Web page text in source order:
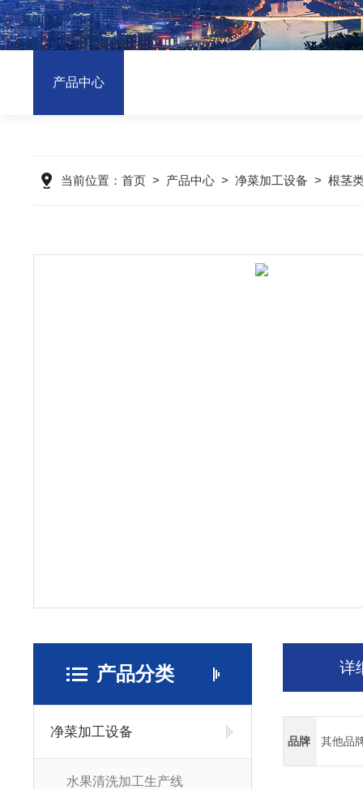
产品中心
当前位置： 首页> 产品中心> 净菜加工设备 > 根茎
产品分类
净菜加工设备
水果清洗加工生产线
详
品牌 其他品